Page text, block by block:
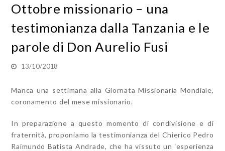
Ottobre missionario – una
testimonianza dalla Tanzania e le
parole di Don Aurelio Fusi
13/10/2018
Manca una settimana alla Giornata Missionaria Mondiale,
coronamento del mese missionario.
In preparazione a questo momento di condivisione e di
fraternità, proponiamo la testimonianza del Chierico Pedro
Raimundo Batista Andrade, che ha vissuto un ‘esperienza